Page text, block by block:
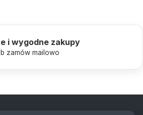
i wygodne zakupy
zamów mailowo